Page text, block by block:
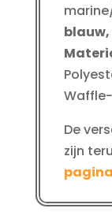
De
zijn
pagina